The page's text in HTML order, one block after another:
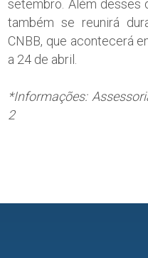
setembro. Além desses
também se reunirá
CNBB, que acontecerá
a 24 de abril.
*Informações:
2